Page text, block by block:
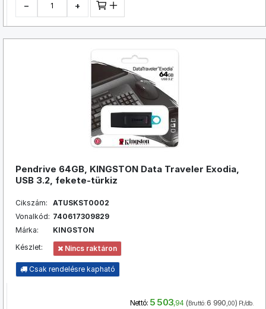
− +
Pendrive 64GB, KINGSTON Data Traveler Exodia,
USB 3.2, fekete-türkiz
Cikszám:
ATUSKST0002
Vonalkód: 740617309829
Márka:
KINGSTON
Készlet:
Nincs raktáron
Csak rendelésre kapható
Nettó: 5 503,94 (Bruttó:6 990,00) Ft/db.